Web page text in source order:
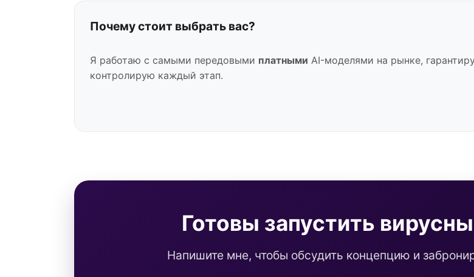
Почему стоит выбрать вас?
Я работаю с самыми передовыми платными AI-моделями на рынке,
контролирую каждый этап.
Готовы запустить
Напишите мне, чтобы обсудить концепцию и